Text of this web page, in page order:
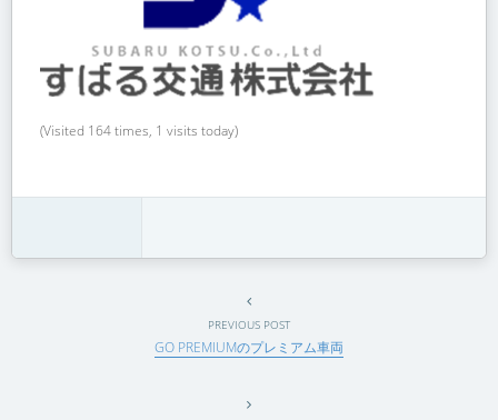
(Visited 164 times, 1 visits today)
PREVIOUS POST
GO PREMIUMのプレミアム車両